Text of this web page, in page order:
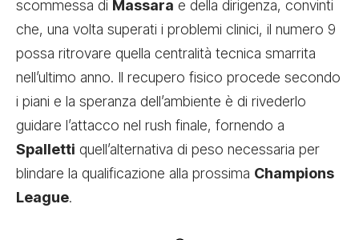
scommessa di Massara e della dirigenza, convinti
che, una volta superati i problemi clinici, il numero 9
possa ritrovare quella centralità tecnica smarrita
nell’ultimo anno. Il recupero fisico procede secondo
i piani e la speranza dell’ambiente è di rivederlo
guidare l’attacco nel rush finale, fornendo a
Spalletti quell’alternativa di peso necessaria per
blindare la qualificazione alla prossima Champions
League.